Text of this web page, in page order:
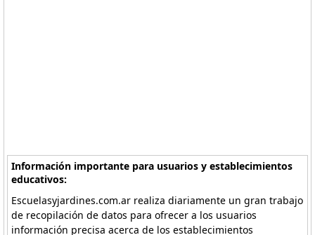
Información importante para usuarios y establecimientos
educativos:
Escuelasyjardines.com.ar realiza diariamente un gran trabajo
de recopilación de datos para ofrecer a los usuarios
información precisa acerca de los establecimientos